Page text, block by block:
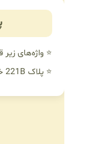
⭐ واژه‌های زیر
⭐ پلاک 221B خیابان بیکر